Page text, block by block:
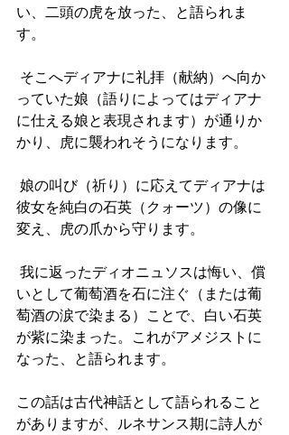
い、二頭の虎を放った、と語られま
す。
っていた娘（語りによってはディアナ
に仕える娘と表現されます）が通りか
かり、虎に襲われそうになります。
彼女を純白の石英（クォーツ）の像に
変え、虎の爪から守ります。
いとして葡萄酒を石に注ぐ（または葡
萄酒の涙で染まる）ことで、白い石英
が紫に染まった。これがアメジストに
なった、と語られます。
この話は古代神話として語られること
がありますが、ルネサンス期に詩人が